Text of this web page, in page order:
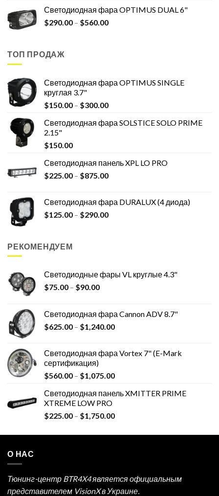
Светодиодная фара OPTIMUS DUAL 6"
$290.00 – $560.00
ТОП ПРОДАЖ
Светодиодная фара OPTIMUS SINGLE
круглая 3.7"
$150.00 – $300.00
Светодиодная фара SOLSTICE SOLO PRIME
2.15"
$150.00
Светодиодная панель XPL LO PRO
$225.00 – $875.00
Светодиодная фара DURALUX (4 диода)
$125.00 – $290.00
РЕКОМЕНДУЕМ
Светодиодные фары VL круглые 4.3"
$75.00 – $90.00
Светодиодная фара Cannon ADV 8.7"
$625.00 – $1,240.00
Светодиодная фара Vortex 7" (E-Mark
сертификация)
$560.00 – $1,075.00
Светодиодная панель XMITTER PRIME
XTREME LOW PRO
$225.00 – $1,750.00
О НАС
Тюнинг-центр BTR4X4 является официальным
представителем VisionX в Украине.